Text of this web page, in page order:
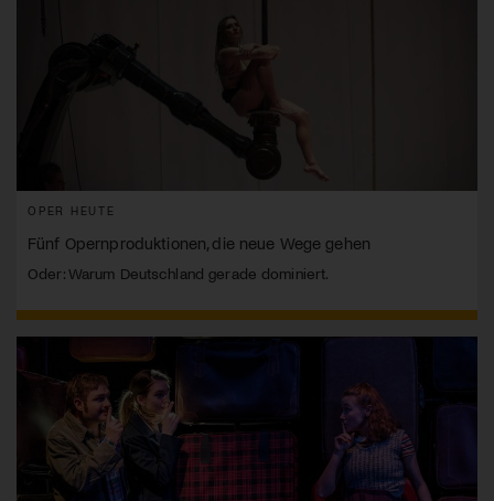
OPER HEUTE
Fünf Opernproduktionen, die neue Wege gehen
Oder: Warum Deutschland gerade dominiert.